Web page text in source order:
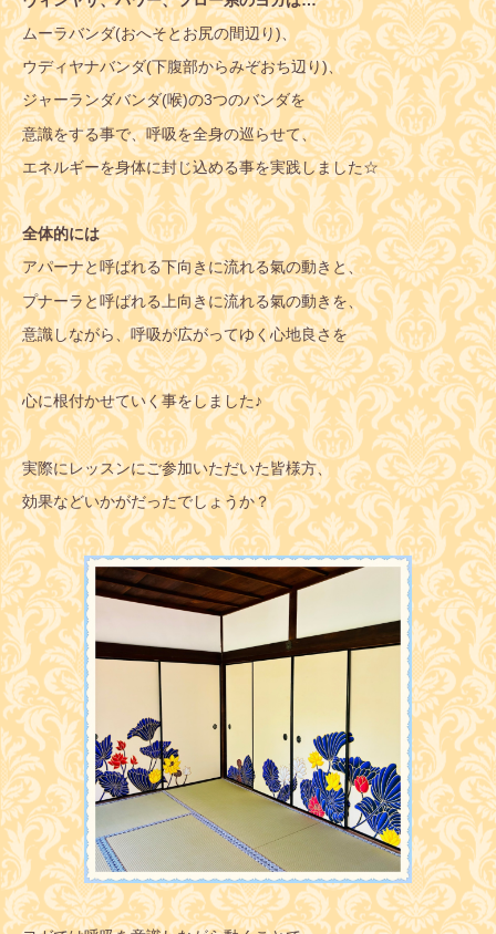
ムーラバンダ(おへそとお尻の間辺り)、
ウディヤナバンダ(下腹部からみぞおち辺り)、
ジャーランダバンダ(喉)の3つのバンダを
意識をする事で、呼吸を全身の巡らせて、
エネルギーを身体に封じ込める事を実践しました☆
全体的には
アパーナと呼ばれる下向きに流れる氣の動きと、
プナーラと呼ばれる上向きに流れる氣の動きを、
意識しながら、呼吸が広がってゆく心地良さを
心に根付かせていく事をしました♪
実際にレッスンにご参加いただいた皆様方、
効果などいかがだったでしょうか？